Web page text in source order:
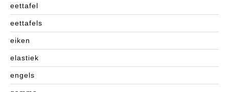
eettafel
eettafels
eiken
elastiek
engels